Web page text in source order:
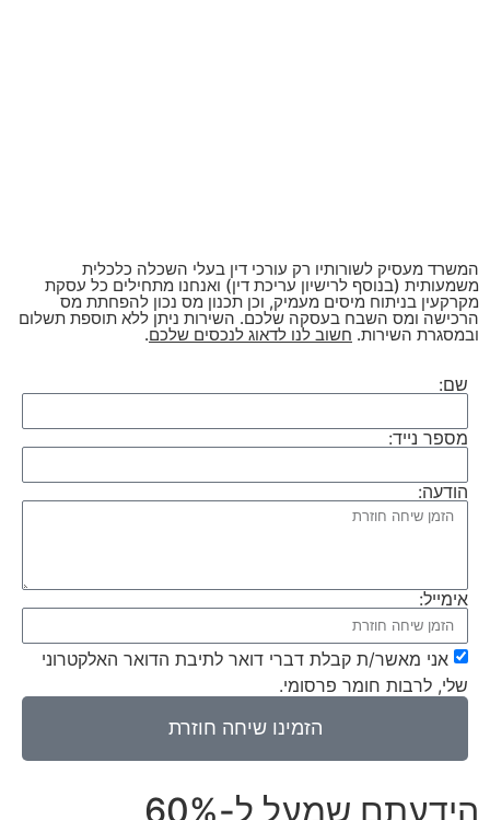
המשרד מעסיק לשורותיו רק עורכי דין בעלי השכלה כלכלית
משמעותית (בנוסף לרישיון עריכת דין) ואנחנו מתחילים כל עסקת
מקרקעין בניתוח מיסים מעמיק, וכן תכנון מס נכון להפחתת מס
הרכישה ומס השבח בעסקה שלכם. השירות ניתן ללא תוספת תשלום
ובמסגרת השירות. חשוב לנו לדאוג לנכסים שלכם.
שם:
מספר נייד:
הודעה:
אימייל:
אני מאשר/ת קבלת דברי דואר לתיבת הדואר האלקטרוני
שלי, לרבות חומר פרסומי.
הזמינו שיחה חוזרת
הידעתם שמעל ל-60%